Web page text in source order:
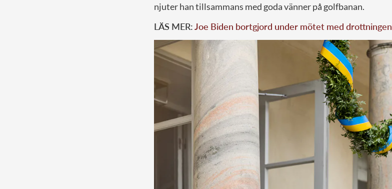
njuter han tillsammans med goda vänner på golfbanan.
LÄS MER:Joe Biden bortgjord under mötet med drottningen